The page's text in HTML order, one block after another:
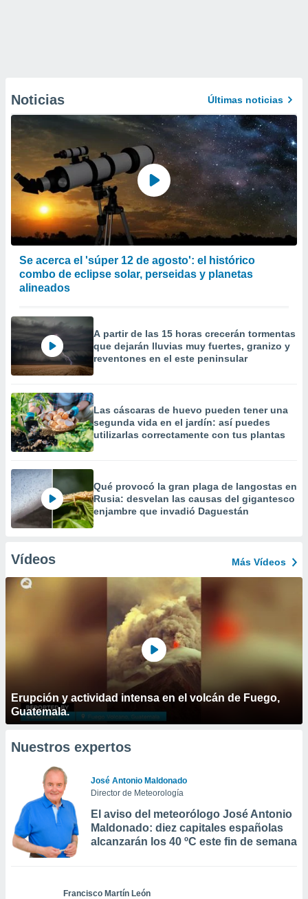
Noticias Últimas noticias
Se acerca el 'súper 12 de agosto': el histórico
combo de eclipse solar, perseidas y planetas
alineados
A partir de las 15 horas crecerán tormentas
que dejarán lluvias muy fuertes, granizo y
reventones en el este peninsular
Las cáscaras de huevo pueden tener una
segunda vida en el jardín: así puedes
utilizarlas correctamente con tus plantas
Qué provocó la gran plaga de langostas en
Rusia: desvelan las causas del gigantesco
enjambre que invadió Daguestán
Vídeos Más Vídeos
Erupción y actividad intensa en el volcán de Fuego,
Guatemala.
Nuestros expertos
José Antonio Maldonado
Director de Meteorología
El aviso del meteorólogo José Antonio
Maldonado: diez capitales españolas
alcanzarán los 40 ºC este fin de semana
Francisco Martín León